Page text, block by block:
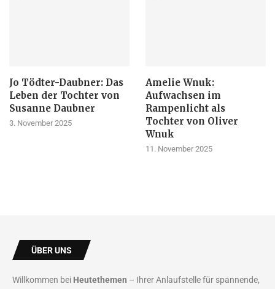
Jo Tödter-Daubner: Das
Leben der Tochter von
Susanne Daubner
3. November 2025
Amelie Wnuk:
Aufwachsen im
Rampenlicht als
Tochter von Oliver
Wnuk
11. November 2025
ÜBER UNS
Willkommen bei Heutethemen – Ihrer Anlaufstelle für spannende,